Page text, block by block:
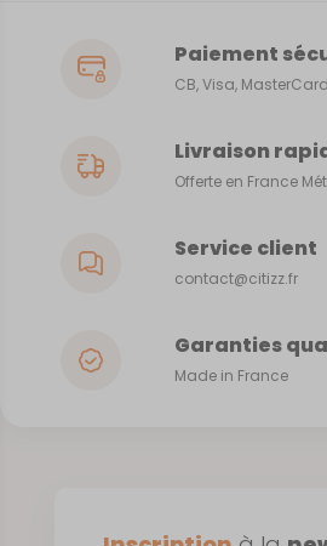
Paiement
CB, Visa, MasterCard
Livraison
Offerte en France
Service client
contact@citizz.fr
Garanties
Made in France